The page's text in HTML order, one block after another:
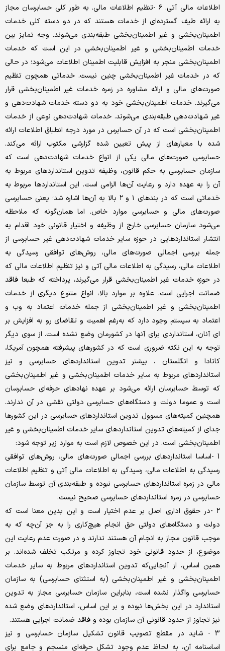
اطلاعات مالی آتی. ۶ -تنظیم اطلاعات مالی. به طور کلی حسابرسان مجاز
به ارائه طیف گسترده‌ای از خدمات هستند که در دو دسته کلی خدمات
اطمینان‌بخشی و غیر اطمینان‌بخشی طبقه‌بندی می‌شوند. وجه تمایز بین
خدمات اطمینان‌بخشی و غیر اطمینان‌بخشی در این است که خدمات
اطمینان‌بخشی منجر به افزایش قابلیت اطمینان اطلاعات می‌شود؛ در حالی
که در خدمات غیر اطمینان‌بخشی چنین نیست. خدماتی همچون تنظیم
صورت‌های مالی و ارائه مشاوره در زمره خدمات غیر اطمینان‌بخشی قرار
می‌گیرند. خدمات اطمینان‌بخشی خود به دو دسته خدمات شهادت‌دهی و
غیر شهادت‌دهی طبقه‌بندی می‌شوند. خدمات شهادت‌دهی نوعی از خدمات
اطمینان‌بخشی است که در آن حسابرس در مورد درجه انطباق اطلاعات ارائه
شده با معیارهای از پیش تعیین شده گزارشی مکتوب ارائه می‌کند.
حسابرسی صورت‌های مالی یکی از انواع خدمات شهادت‌دهی است که
سازمان حسابرسی به حکم قانون، وظیفه تدوین استانداردهای مربوط به
آن را به عهده دارد و رعایت آن‌‎ها الزامی است. این استانداردها مربوط به
خدماتی است که در بندهای ۱ و ۲ بالا به آن‌ها اشاره شد؛ یعنی حسابرسی
صورت‌های مالی و حسابرسی موارد خاص. اما همان‌گونه که ملاحظه
می‌شود سازمان حسابرسی خارج از وظیفه و اختیار قانونی خود اقدام به
انتشار استانداردهایی در حوزه سایر خدمات شهادت‌دهی غیر حسابرسی از
جمله بررسی اجمالی صورت‌های مالی، روش‌های توافقی رسیدگی به
اطلاعات مالی، رسیدگی به اطلاعات مالی آتی و نیز تنظیم اطلاعات مالی که
در حوزه خدمات غیر اطمینان‌بخشی قرار می‌گیرند، پرداخته که طبعا فاقد
ضمانت اجرایی است. علاوه بر موارد بالا، انواع متنوع دیگری از خدمات
اطمینان‌بخشی و غیر اطمینان‌بخشی از جمله خدمات اعتماد به وب و
اعتماد به سیستم وجود دارد که به‌رغم اهمیت و تقاضای رو به افزایش بر
ای آنان، استانداردی برای آنها در کشورمان وضع نشده است. از سوی دیگر
توجه به این نکته ضروری است که در کشورهای پیشرفته همچون آمریکا،
کانادا و انگلستان ، بیشتر تدوین استانداردهای حسابرسی و نیز
استانداردهای مربوط به سایر خدمات اطمینان‌بخشی و غیر اطمینان‌بخشی
که توسط حسابرسان ارائه می‌شود بر عهده نهادهای حرفه‌ای حسابرسان
است و عموما دولت و دستگاه‌های حسابرسی دولتی نقشی در آن ندارند.
همچنین کمیته‌های مسوول تدوین استانداردهای حسابرسی در این کشورها
جدای از کمیته‌های تدوین استانداردهای سایر خدمات اطمینان‌بخشی و غیر
اطمینان‌بخشی است. در این خصوص لازم است به موارد زیر توجه شود:
1 -اساسا استانداردهای بررسی اجمالی صورت‌های مالی، روش‌های توافقی
رسیدگی به اطلاعات مالی، رسیدگی به اطلاعات مالی آتی و تنظیم اطلاعات
مالی در زمره استانداردهای حسابرسی نبوده و طبقه‌بندی آن توسط سازمان
حسابرسی در زمره استانداردهای حسابرسی صحیح نیست.
۲ -در حقوق اداری اصل بر عدم اختیار است و این بدین معنا است که
دولت و دستگاه‌های دولتی حق انجام هیچ‌کاری را به جز آن‌چه که به
موجب قانون مجاز به انجام آن هستند ندارند و در صورت عدم رعایت این
موضوع، از حدود قانونی خود تجاوز کرده و مرتکب تخلف شده‌اند. بر
همین اساس، از آنجایی‌که تدوین استانداردهای مربوط به سایر خدمات
اطمینان‌بخشی و غیر اطمینان‌بخشی (به استثنای حسابرسی) به سازمان
حسابرسی واگذار نشده است، بنابراین سازمان حسابرسی مجاز به تدوین
استاندارد در این بخش‌ها نبوده و بر این اساس، استانداردهای وضع شده
نیز تجاوز از حدود قانونی آن سازمان بوده و فاقد ضمانت اجرایی هستند.
3 - شاید در مقطع تصویب قانون تشکیل سازمان حسابرسی و نیز
اساسنامه آن، به لحاظ عدم وجود تشکل حرفه‌ای منسجم و جامع برای